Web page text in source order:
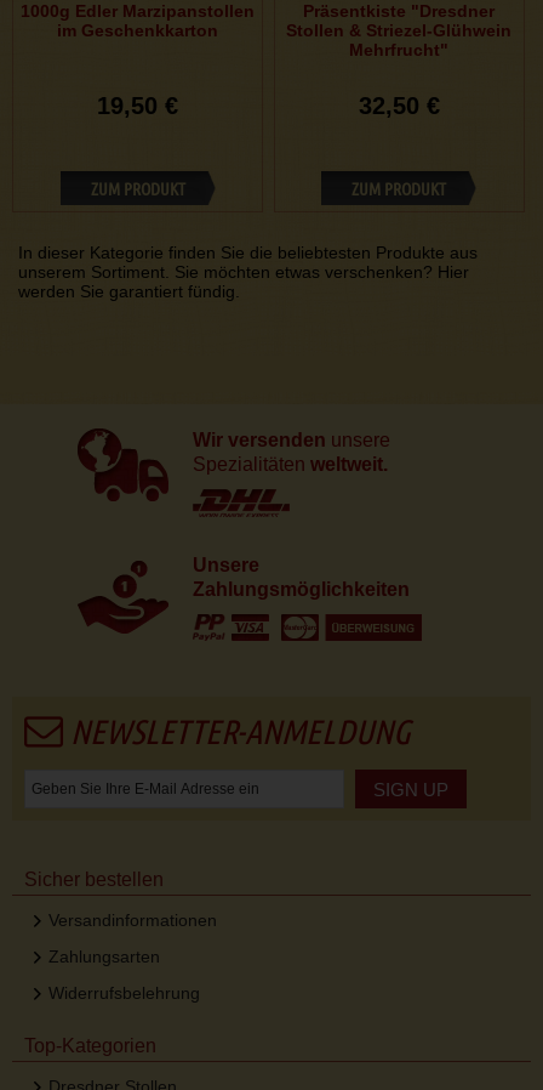
1000g Edler Marzipanstollen
im Geschenkkarton
19,50 €
ZUM PRODUKT
Präsentkiste "Dresdner
Stollen & Striezel-Glühwein
Mehrfrucht"
32,50 €
ZUM PRODUKT
In dieser Kategorie finden Sie die beliebtesten Produkte aus
unserem Sortiment. Sie möchten etwas verschenken? Hier
werden Sie garantiert fündig.
Wir versenden unsere
Spezialitäten weltweit.
Unsere
Zahlungsmöglichkeiten
NEWSLETTER-ANMELDUNG
SIGN UP
Sicher bestellen
Versandinformationen
Zahlungsarten
Widerrufsbelehrung
Top-Kategorien